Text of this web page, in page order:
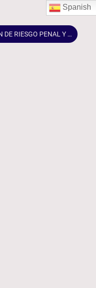
COMPLIANCE
GESTIÓN DE RIESGO PENAL Y CORPORATIVO
Spanish